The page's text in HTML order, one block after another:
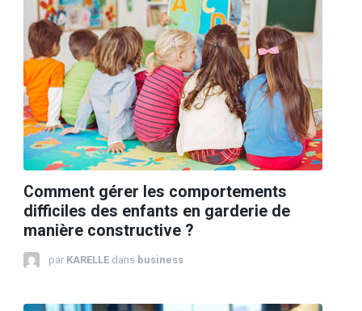
Comment gérer les comportements
difficiles des enfants en garderie de
manière constructive ?
par KARELLE dans business